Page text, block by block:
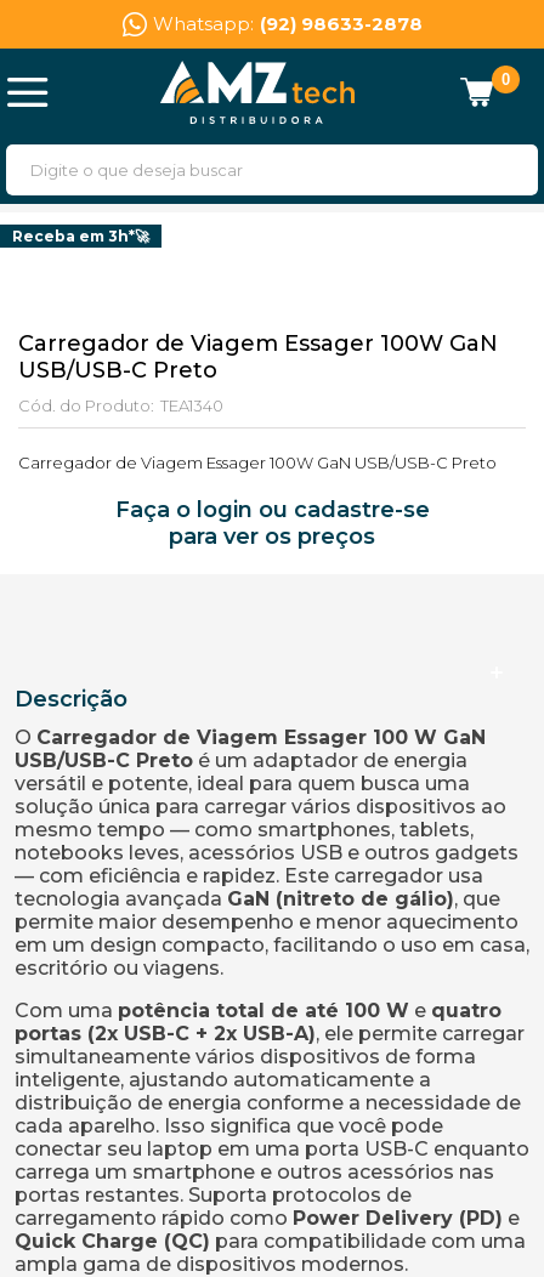
Whatsapp: (92) 98633-2878
0
Carregador de Viagem Essager 100W GaN
USB/USB-C Preto
Cód. do Produto: TEA1340
Receba em 3h*🚀
Carregador de Viagem Essager 100W GaN USB/USB-C Preto
Faça o login ou cadastre-se
para ver os preços
Descrição
O Carregador de Viagem Essager 100 W GaN
USB/USB-C Preto é um adaptador de energia
versátil e potente, ideal para quem busca uma
solução única para carregar vários dispositivos ao
mesmo tempo — como smartphones, tablets,
notebooks leves, acessórios USB e outros gadgets
— com eficiência e rapidez. Este carregador usa
tecnologia avançada GaN (nitreto de gálio), que
permite maior desempenho e menor aquecimento
em um design compacto, facilitando o uso em casa,
escritório ou viagens.
Com uma potência total de até 100 W e quatro
portas (2x USB-C + 2x USB-A), ele permite carregar
simultaneamente vários dispositivos de forma
inteligente, ajustando automaticamente a
distribuição de energia conforme a necessidade de
cada aparelho. Isso significa que você pode
conectar seu laptop em uma porta USB-C enquanto
carrega um smartphone e outros acessórios nas
portas restantes. Suporta protocolos de
carregamento rápido como Power Delivery (PD) e
Quick Charge (QC) para compatibilidade com uma
ampla gama de dispositivos modernos.